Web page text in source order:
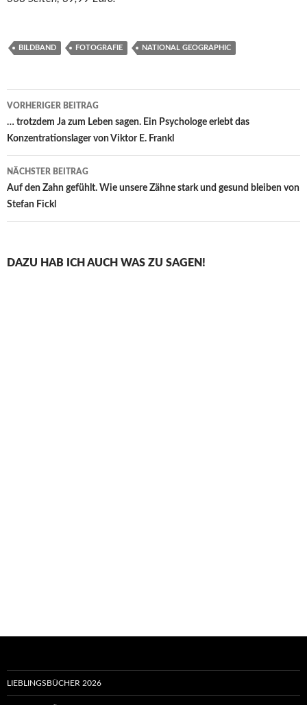
BILDBAND FOTOGRAFIE NATIONAL GEOGRAPHIC
Beitragsnavigation
VORHERIGER BEITRAG
… trotzdem Ja zum Leben sagen. Ein Psychologe erlebt das
Konzentrationslager von Viktor E. Frankl
NÄCHSTER BEITRAG
Auf den Zahn gefühlt. Wie unsere Zähne stark und gesund bleiben von
Stefan Fickl
DAZU HAB ICH AUCH WAS ZU SAGEN!
LIEBLINGSBÜCHER 2026